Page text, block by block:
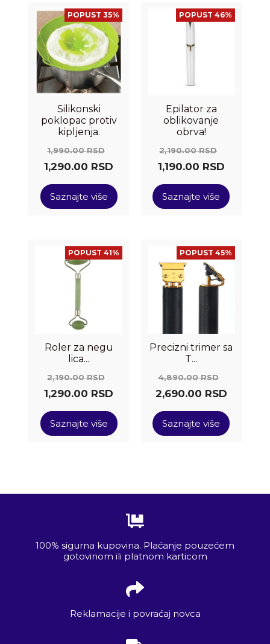
POPUST 35%
Silikonski
poklopac protiv
kipljenja.
1,990.00RSD
1,290.00 RSD
Saznajte više
POPUST 46%
Epilator za
oblikovanje
obrva!
2,190.00RSD
1,190.00 RSD
Saznajte više
POPUST 41%
Roler za negu
lica...
2,190.00RSD
1,290.00 RSD
Saznajte više
POPUST 45%
Precizni trimer sa
T...
4,890.00RSD
2,690.00 RSD
Saznajte više
100% sigurna kupovina. Plaćanje pouzećem
gotovinom ili platnom karticom
Reklamacije i povraćaj novca